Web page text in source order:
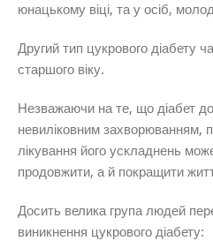
юнацькому віці, та у осіб,
Другий тип цукрового діабету
старшого віку.
Незважаючи на те, що діабет
невиліковним захворюванням,
лікування його ускладнень
продовжити, а й покращити
Досить велика група людей
виникнення цукрового діабету: